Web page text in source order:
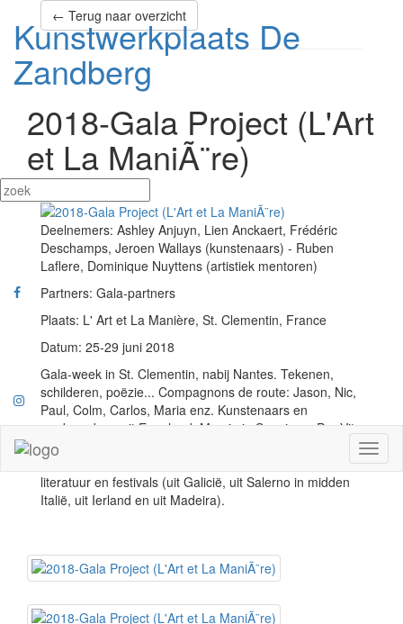
Kunstwerkplaats De
Zandberg
← Terug naar overzicht
2018-Gala Project (L'Art
et La ManiÃ¨re)
Deelnemers: Ashley Anjuyn, Lien Anckaert, Frédéric
Deschamps, Jeroen Wallays (kunstenaars) - Ruben
Laflere, Dominique Nuyttens (artistiek mentoren)
Partners: Gala-partners
Plaats: L' Art et La Manière, St. Clementin, France
Datum: 25-29 juni 2018
Gala-week in St. Clementin, nabij Nantes. Tekenen,
schilderen, poëzie... Compagnons de route: Jason, Nic,
Paul, Colm, Carlos, Maria enz. Kunstenaars en
medewerkers uit Engeland, Murcia in Spanje en Pro Vita
in Roemenië. In St. Clementin kruisten we ook het pad
van een ander internationaal netwerk met focus op
literatuur en festivals (uit Galicië, uit Salerno in midden
Italië, uit Ierland en uit Madeira).